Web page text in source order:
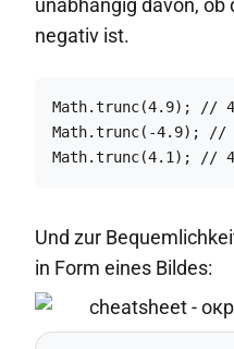
unabhängig davon,
negativ ist.
Math.trunc(4.9); // 4
Math.trunc(-4.9); //
Math.trunc(4.1); // 4
Und zur
in Form eines Bildes: